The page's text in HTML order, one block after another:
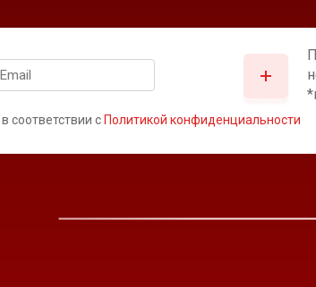
в соответствии с Политикой конфиденциальности